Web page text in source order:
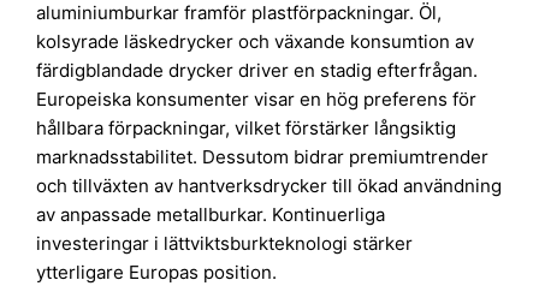
aluminiumburkar framför plastförpackningar. Öl,
kolsyrade läskedrycker och växande konsumtion av
färdigblandade drycker driver en stadig efterfrågan.
Europeiska konsumenter visar en hög preferens för
hållbara förpackningar, vilket förstärker långsiktig
marknadsstabilitet. Dessutom bidrar premiumtrender
och tillväxten av hantverksdrycker till ökad användning
av anpassade metallburkar. Kontinuerliga
investeringar i lättviktsburkteknologi stärker
ytterligare Europas position.